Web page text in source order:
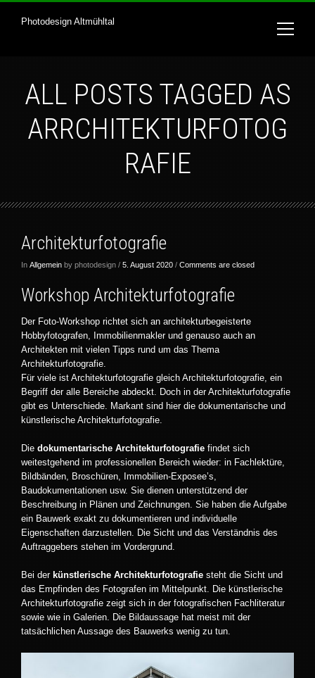
Photodesign Altmühltal
ALL POSTS TAGGED AS
ARRCHITEKTURFOTOG
RAFIE
Architekturfotografie
In Allgemein by photodesign / 5. August 2020 / Comments are closed
Workshop Architekturfotografie
Der Foto-Workshop richtet sich an architekturbegeisterte
Hobbyfotografen, Immobilienmakler und genauso auch an
Architekten mit vielen Tipps rund um das Thema
Architekturfotografie.
Für viele ist Architekturfotografie gleich Architekturfotografie, ein
Begriff der alle Bereiche abdeckt. Doch in der Architekturfotografie
gibt es Unterschiede. Markant sind hier die dokumentarische und
künstlerische Architekturfotografie.
Die dokumentarische Architekturfotografie findet sich
weitestgehend im professionellen Bereich wieder: in Fachlektüre,
Bildbänden, Broschüren, Immobilien-Exposee’s,
Baudokumentationen usw. Sie dienen unterstützend der
Beschreibung in Plänen und Zeichnungen. Sie haben die Aufgabe
ein Bauwerk exakt zu dokumentieren und individuelle
Eigenschaften darzustellen. Die Sicht und das Verständnis des
Auftraggebers stehen im Vordergrund.
Bei der künstlerische Architekturfotografie steht die Sicht und
das Empfinden des Fotografen im Mittelpunkt. Die künstlerische
Architekturfotografie zeigt sich in der fotografischen Fachliteratur
sowie wie in Galerien. Die Bildaussage hat meist mit der
tatsächlichen Aussage des Bauwerks wenig zu tun.